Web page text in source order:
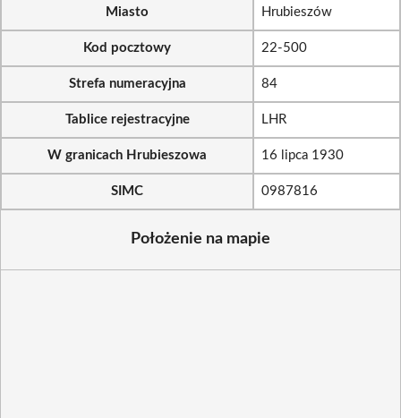
Miasto Hrubieszów
Kod pocztowy 22-500
Strefa numeracyjna 84
Tablice rejestracyjne LHR
W granicach Hrubieszowa 16 lipca 1930
SIMC 0987816
Położenie na mapie